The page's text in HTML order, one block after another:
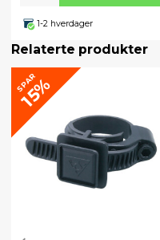
1-2 hverdager
Relaterte produkter
SPAR
15%